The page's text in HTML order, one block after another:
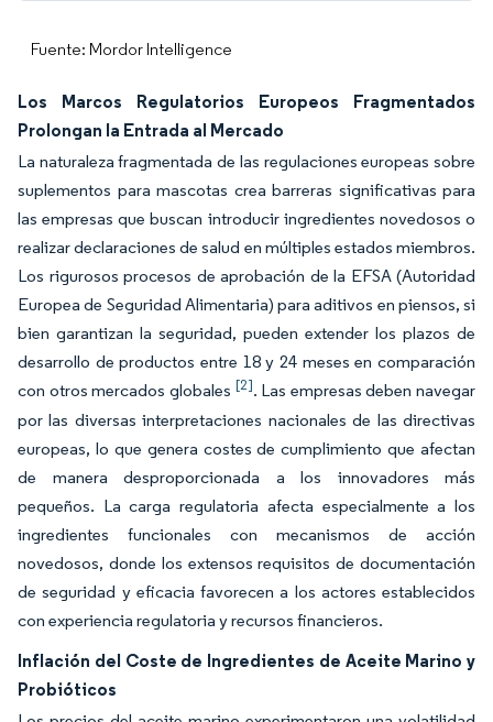
Fuente: Mordor Intelligence
Los Marcos Regulatorios Europeos Fragmentados
Prolongan la Entrada al Mercado
La naturaleza fragmentada de las regulaciones europeas sobre
suplementos para mascotas crea barreras significativas para
las empresas que buscan introducir ingredientes novedosos o
realizar declaraciones de salud en múltiples estados miembros.
Los rigurosos procesos de aprobación de la EFSA (Autoridad
Europea de Seguridad Alimentaria) para aditivos en piensos, si
bien garantizan la seguridad, pueden extender los plazos de
desarrollo de productos entre 18 y 24 meses en comparación
con otros mercados globales [2]. Las empresas deben navegar
por las diversas interpretaciones nacionales de las directivas
europeas, lo que genera costes de cumplimiento que afectan
de manera desproporcionada a los innovadores más
pequeños. La carga regulatoria afecta especialmente a los
ingredientes funcionales con mecanismos de acción
novedosos, donde los extensos requisitos de documentación
de seguridad y eficacia favorecen a los actores establecidos
con experiencia regulatoria y recursos financieros.
Inflación del Coste de Ingredientes de Aceite Marino y
Probióticos